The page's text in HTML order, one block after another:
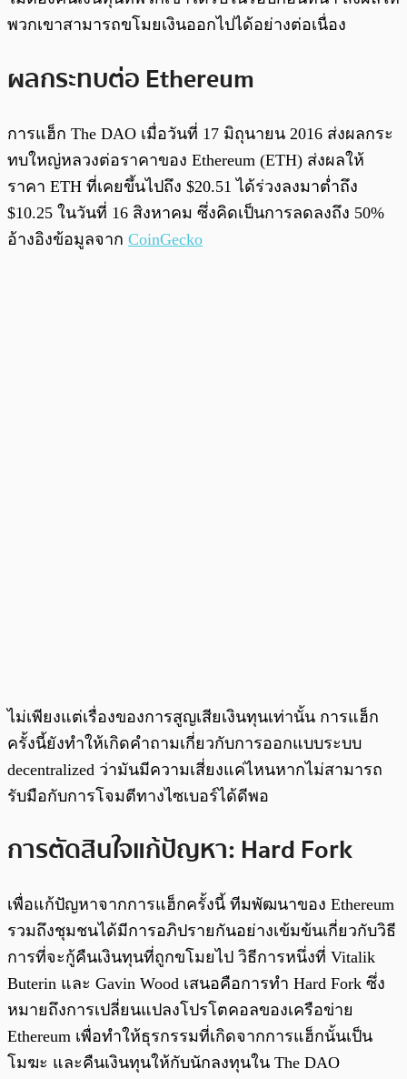
พวกเขาสามารถขโมยเงินออกไปได้อย่างต่อเนื่อง
ผลกระทบต่อ Ethereum
การแฮ็ก The DAO เมื่อวันที่ 17 มิถุนายน 2016 ส่งผลกระ
ทบใหญ่หลวงต่อราคาของ Ethereum (ETH) ส่งผลให้
ราคา ETH ที่เคยขึ้นไปถึง $20.51 ได้ร่วงลงมาต่ำถึง
$10.25 ในวันที่ 16 สิงหาคม ซึ่งคิดเป็นการลดลงถึง 50%
อ้างอิงข้อมูลจาก CoinGecko
ไม่เพียงแต่เรื่องของการสูญเสียเงินทุนเท่านั้น การแฮ็ก
ครั้งนี้ยังทำให้เกิดคำถามเกี่ยวกับการออกแบบระบบ
decentralized ว่ามันมีความเสี่ยงแค่ไหนหากไม่สามารถ
รับมือกับการโจมตีทางไซเบอร์ได้ดีพอ
การตัดสินใจแก้ปัญหา: Hard Fork
เพื่อแก้ปัญหาจากการแฮ็กครั้งนี้ ทีมพัฒนาของ Ethereum
รวมถึงชุมชนได้มีการอภิปรายกันอย่างเข้มข้นเกี่ยวกับวิธี
การที่จะกู้คืนเงินทุนที่ถูกขโมยไป วิธีการหนึ่งที่ Vitalik
Buterin และ Gavin Wood เสนอคือการทำ Hard Fork ซึ่ง
หมายถึงการเปลี่ยนแปลงโปรโตคอลของเครือข่าย
Ethereum เพื่อทำให้ธุรกรรมที่เกิดจากการแฮ็กนั้นเป็น
โมฆะ และคืนเงินทุนให้กับนักลงทุนใน The DAO